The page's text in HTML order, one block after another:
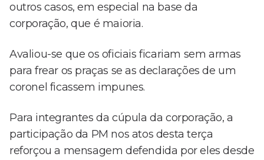
outros casos, em especial na base da
corporação, que é maioria.
Avaliou-se que os oficiais ficariam sem armas
para frear os praças se as declarações de um
coronel ficassem impunes.
Para integrantes da cúpula da corporação, a
participação da PM nos atos desta terça
reforçou a mensagem defendida por eles desde